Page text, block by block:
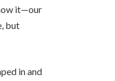
it—our
but
in and